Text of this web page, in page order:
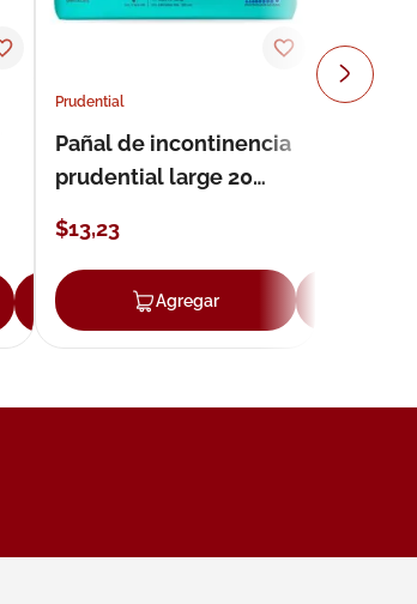
Agregar
Prudential
Pañal de incontinencia
prudential large 20
$13,23
Agregar